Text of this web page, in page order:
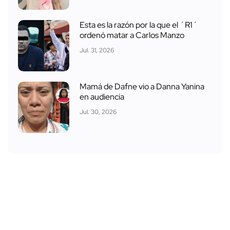
Esta es la razón por la que el ´R1´
ordenó matar a Carlos Manzo
Jul. 31, 2026
Mamá de Dafne vio a Danna Yanina
en audiencia
Jul. 30, 2026